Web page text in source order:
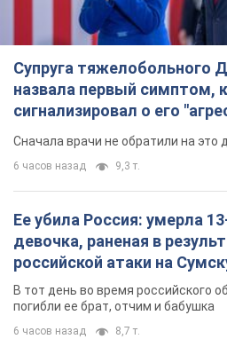
Супруга тяжелобольного
назвала первый симптом,
сигнализировал о его
Сначала врачи не обратили на это
6 часов назад 9,3 т.
Ее убила Россия: умерла
девочка, раненая в
российской атаки на
область. Фото
В тот день во время российского
погибли ее брат, отчим и бабушка
6 часов назад 8,7 т.